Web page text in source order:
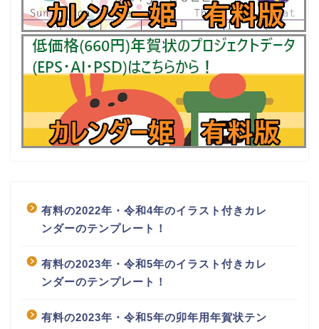
有料の2022年・令和4年のイラスト付きカレ
ンダーのテンプレート！
有料の2023年・令和5年のイラスト付きカレ
ンダーのテンプレート！
有料の2023年・令和5年の卯年用年賀状テン